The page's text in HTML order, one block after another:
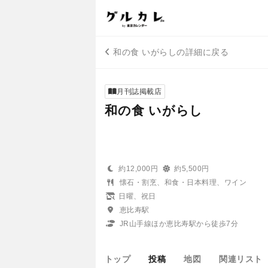
和の食 いがらしの詳細に戻る
月刊誌掲載店
和の食 いがらし
約12,000円
約5,500円
懐石・割烹、和食・日本料理、ワイン
日曜、祝日
恵比寿駅
JR山手線ほか恵比寿駅から徒歩7分
トップ 投稿 地図 関連リスト